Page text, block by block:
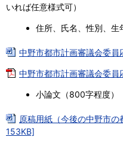
いれば任意様式可）
住所、氏名、性別、生
中野市都市計画審議会委
中野市都市計画審議会委
小論文（800字程度）
原稿用紙（今後の中野市の
153KB]